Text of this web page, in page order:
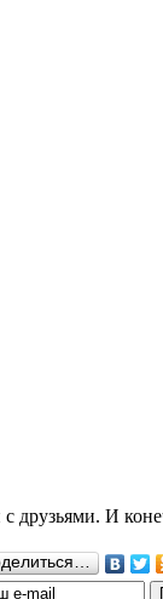
друзьями. И